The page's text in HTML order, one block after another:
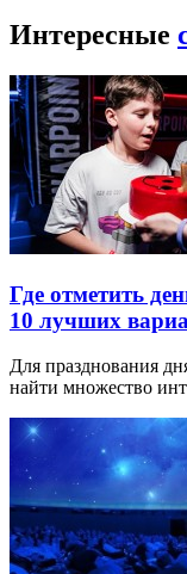
Интересные
Где отметить
10 лучших
Для празднования
найти множество